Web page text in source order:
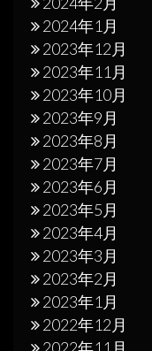
2024年1月
2023年12月
2023年11月
2023年10月
2023年9月
2023年8月
2023年7月
2023年6月
2023年5月
2023年4月
2023年3月
2023年2月
2023年1月
2022年12月